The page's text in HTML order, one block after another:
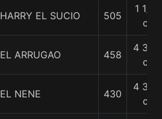
HARRY EL SUCIO 505
1 1/4
c
EL ARRUGAO 458
4 3/4
c
EL NENE 430
4 3/4
c